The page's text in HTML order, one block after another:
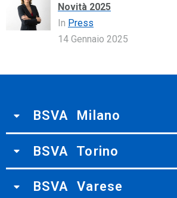
Novità 2025
In Press
14 Gennaio 2025
BSVA Milano
BSVA Torino
BSVA Varese